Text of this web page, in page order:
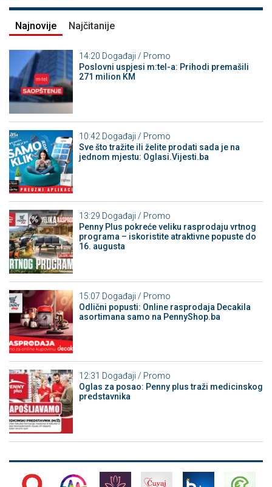
Najnovije Najčitanije
14:20 Događaji / Promo
Poslovni uspjesi m:tel-a: Prihodi premašili
271 milion KM
10:42 Događaji / Promo
Sve što tražite ili želite prodati sada je na
jednom mjestu: Oglasi.Vijesti.ba
13:29 Događaji / Promo
Penny Plus pokreće veliku rasprodaju vrtnog
programa – iskoristite atraktivne popuste do
16. augusta
15:07 Događaji / Promo
Odlični popusti: Online rasprodaja Decakila
asortimana samo na PennyShop.ba
12:31 Događaji / Promo
Oglas za posao: Penny plus traži medicinskog
predstavnika